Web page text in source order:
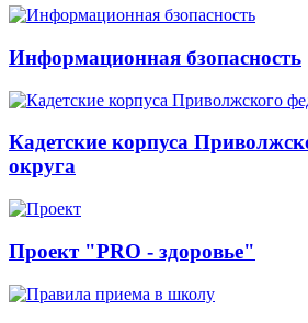
Информационная бзопасность
Кадетские корпуса
округа
Проект "PRO - здоровье"